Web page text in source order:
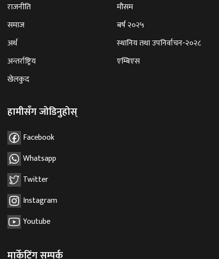
राजनीति
समाज
अर्थ
अन्तर्राष्ट्रिय
खेलकुद
मौसम
बर्ष २०२५
स्थानिय तथा उपनिर्वाचन-२०२८
एम्बिएस
हामीसँग जोडिनुहोस्
Facebook
Whatsapp
Twitter
Instagram
Youtube